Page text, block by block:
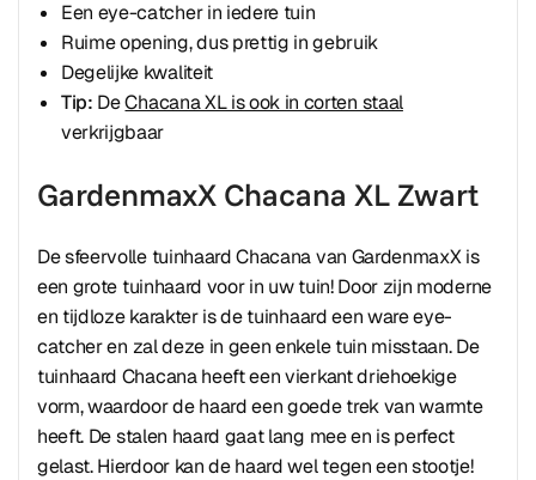
Een eye-catcher in iedere tuin
Ruime opening, dus prettig in gebruik
Degelijke kwaliteit
Tip: DeChacana XL is ook in corten staal
verkrijgbaar
GardenmaxX Chacana XL Zwart
De sfeervolle tuinhaard Chacana van GardenmaxX is
een grote tuinhaard voor in uw tuin! Door zijn moderne
en tijdloze karakter is de tuinhaard een ware eye-
catcher en zal deze in geen enkele tuin misstaan. De
tuinhaard Chacana heeft een vierkant driehoekige
vorm, waardoor de haard een goede trek van warmte
heeft. De stalen haard gaat lang mee en is perfect
gelast. Hierdoor kan de haard wel tegen een stootje!